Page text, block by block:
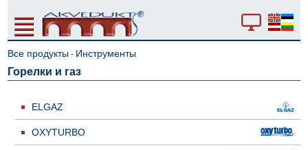
Все продукты - Инструменты
Горелки и газ
ELGAZ
OXYTURBO